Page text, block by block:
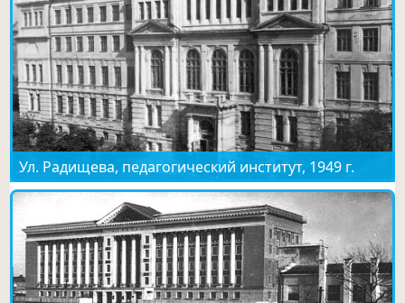
Ул. Радищева, педагогический институт, 1949 г.